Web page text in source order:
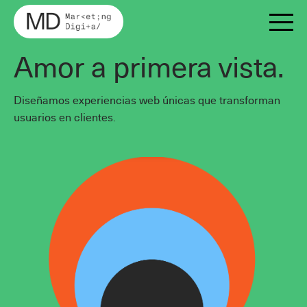
Marketing Digital
Ver Más
SEO
Ver Más
Google Ads
Bing Ads
Publicidad Programática
Redes Sociales
Crecimiento Orgánico
Publicidad en Redes Sociales
Mailing
Diseño Web
Portfolio
Amor a primera vista.
Diseñamos experiencias web únicas que transforman
usuarios en clientes.